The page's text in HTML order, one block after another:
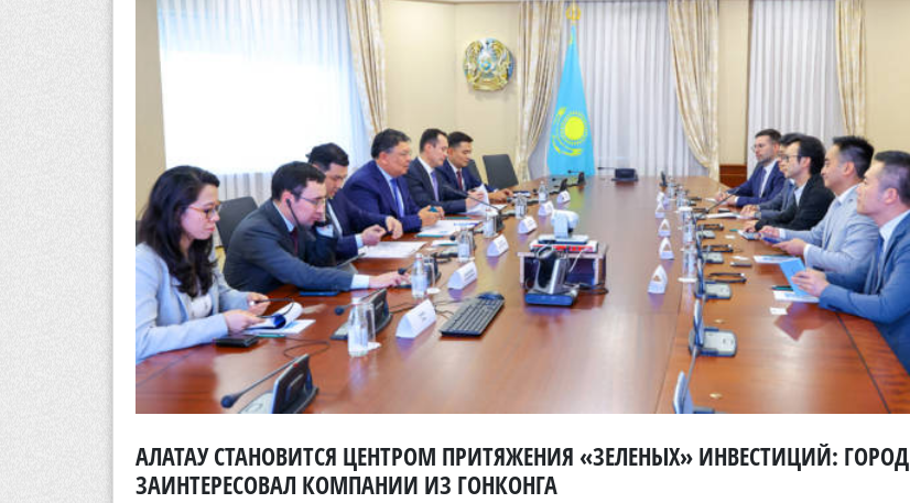
АЛАТАУ СТАНОВИТСЯ ЦЕНТРОМ ПРИТЯЖЕНИЯ «ЗЕЛЕНЫХ» ИНВЕСТИЦИЙ: ГОРОД
ЗАИНТЕРЕСОВАЛ КОМПАНИИ ИЗ ГОНКОНГА